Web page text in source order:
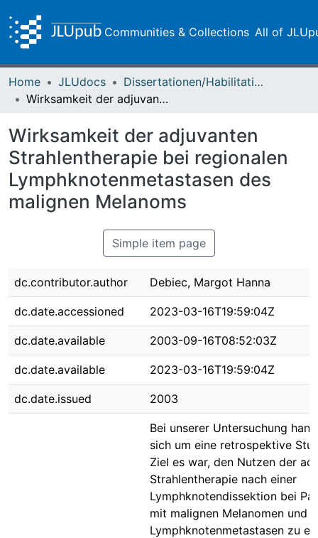
Communities & Collections All of
Home JLUdocs
Dissertationen/Habilitationen
Wirksamkeit der adjuvanten Strahlentherapie bei regionalen Lymphknotenmetastasen des malignen Melanoms
Wirksamkeit der adjuvanten
Strahlentherapie bei regionalen
Lymphknotenmetastasen des
malignen Melanoms
Simple item page
dc.contributor.author Debiec, Margot Hanna
dc.date.accessioned 2023-03-16T19:59:04Z
dc.date.available 2003-09-16T08:52:03Z
dc.date.available 2023-03-16T19:59:04Z
dc.date.issued 2003
Bei unserer Untersuchung
sich um eine retrospektive
Ziel es war, den Nutzen der
Strahlentherapie nach einer
Lymphknotendissektion bei
mit malignen Melanomen und
Lymphknotenmetastasen zu